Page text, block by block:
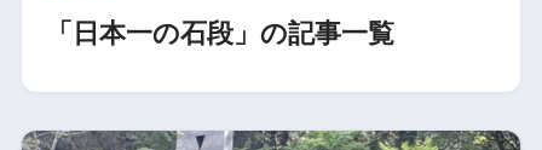
「日本一の石段」の記事一覧